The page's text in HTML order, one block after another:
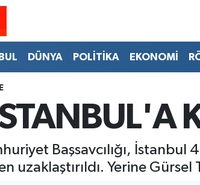
DÜNYA POLİTİKA EKONOMİ
Başsavcılığı,
uzaklaştırıldı. Yerine
Fikstür